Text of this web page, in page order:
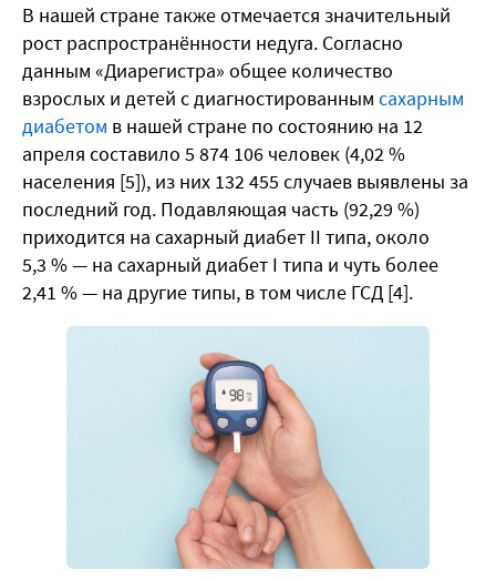
В нашей стране также отмечается значительный
рост распространённости недуга. Согласно
данным «Диарегистра» общее количество
взрослых и детей с диагностированным сахарным
диабетом в нашей стране по состоянию на 12
апреля составило 5 874 106 человек (4,02 %
населения [5]), из них 132 455 случаев выявлены за
последний год. Подавляющая часть (92,29 %)
приходится на сахарный диабет II типа, около
5,3 % — на сахарный диабет I типа и чуть более
2,41 % — на другие типы, в том числе ГСД [4].